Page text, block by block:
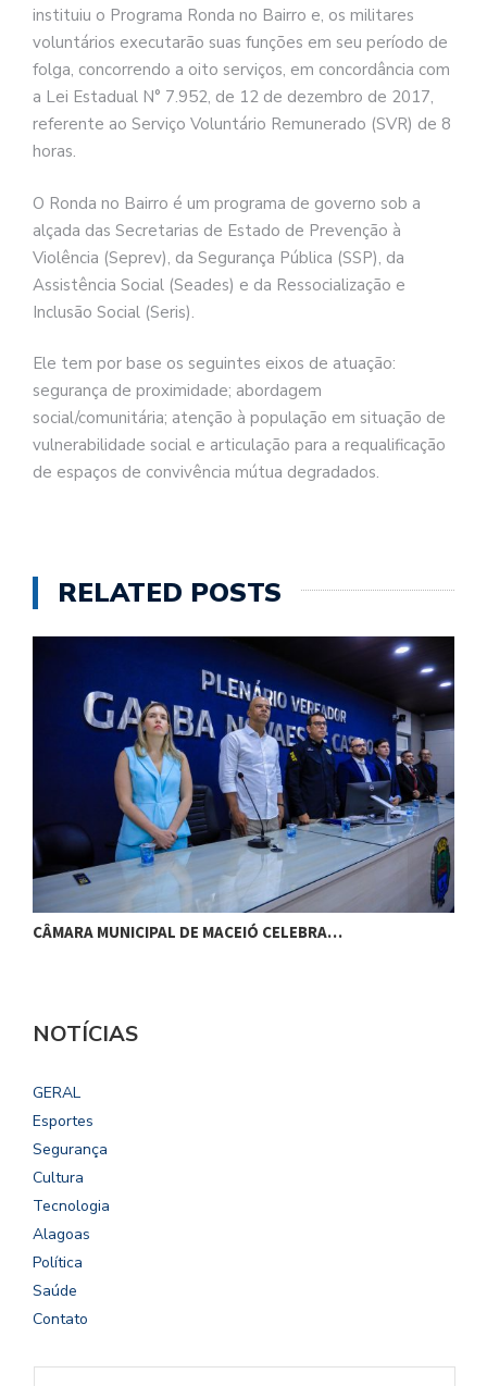
instituiu o Programa Ronda no Bairro e, os militares
voluntários executarão suas funções em seu período de
folga, concorrendo a oito serviços, em concordância com
a Lei Estadual N° 7.952, de 12 de dezembro de 2017,
referente ao Serviço Voluntário Remunerado (SVR) de 8
horas.
O Ronda no Bairro é um programa de governo sob a
alçada das Secretarias de Estado de Prevenção à
Violência (Seprev), da Segurança Pública (SSP), da
Assistência Social (Seades) e da Ressocialização e
Inclusão Social (Seris).
Ele tem por base os seguintes eixos de atuação:
segurança de proximidade; abordagem
social/comunitária; atenção à população em situação de
vulnerabilidade social e articulação para a requalificação
de espaços de convivência mútua degradados.
RELATED POSTS
CÂMARA MUNICIPAL DE MACEIÓ CELEBRA…
NOTÍCIAS
GERAL
Esportes
Segurança
Cultura
Tecnologia
Alagoas
Política
Saúde
Contato